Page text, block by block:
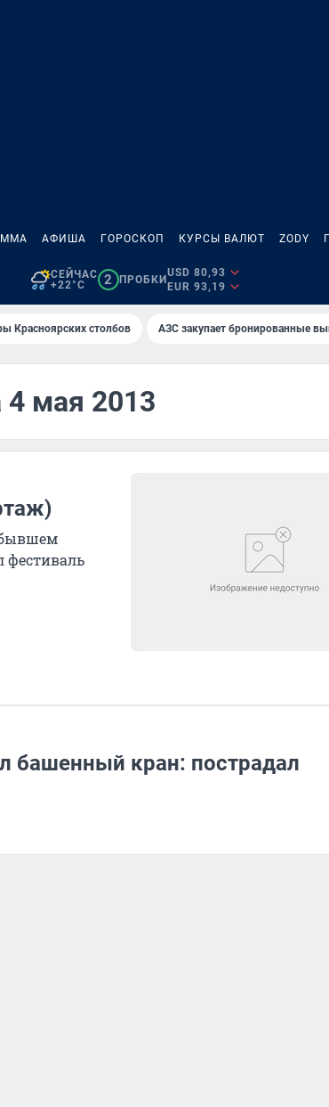
АФИША ГОРОСКОП КУРСЫ ВАЛЮТ ZODY
СЕЙЧАС
+22°C
2 ПРОБКИ
USD 80,93
EUR 93,19
Красноярских столбов AЗС закупает бронированные
4 мая 2013
фестиваль
башенный кран: пострадал